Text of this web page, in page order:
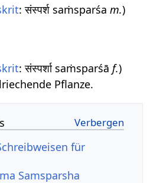
: संस्पर्श saṁsparśam.)
: संस्पर्शा saṁsparśāf.)
Pflanze.
für
Samsparsha